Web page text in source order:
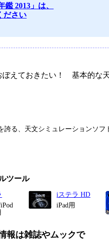
2013」は、
ださい
えておきたい！ 基本的な
誇る、天文シミュレーションソフ
ツール
iステラ HD
iPad用
報は雑誌やムックで